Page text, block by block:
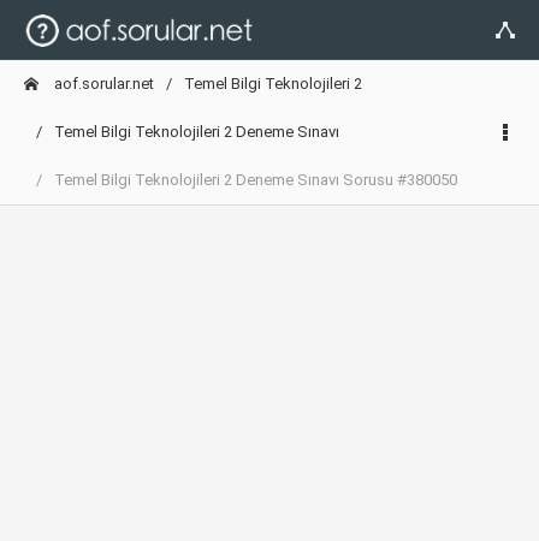
aof.sorular.net Temel Bilgi Teknolojileri 2
Temel Bilgi Teknolojileri 2 Deneme Sınavı
Temel Bilgi Teknolojileri 2 Deneme Sınavı Sorusu #380050